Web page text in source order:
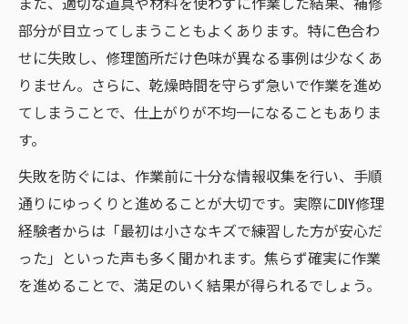
部分が目立ってしまうこともよくあります。特に色合わ
せに失敗し、修理箇所だけ色味が異なる事例は少なくあ
りません。さらに、乾燥時間を守らず急いで作業を進め
てしまうことで、仕上がりが不均一になることもありま
す。
失敗を防ぐには、作業前に十分な情報収集を行い、手順
通りにゆっくりと進めることが大切です。実際にDIY修理
経験者からは「最初は小さなキズで練習した方が安心だ
った」といった声も多く聞かれます。焦らず確実に作業
を進めることで、満足のいく結果が得られるでしょう。